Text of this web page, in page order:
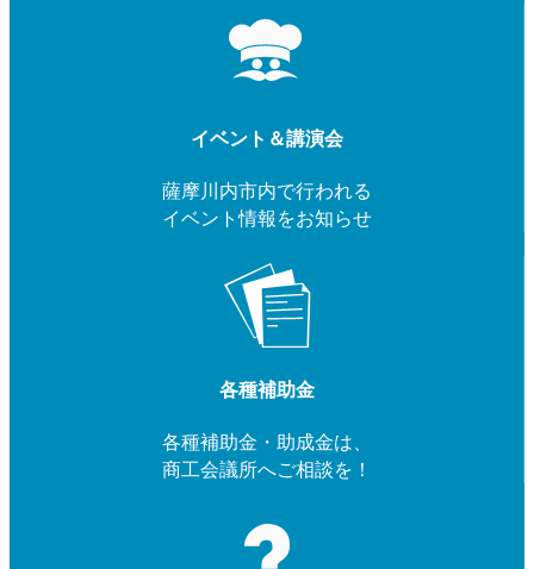
イベント＆講演会
薩摩川内市内で行われる
イベント情報をお知らせ
各種補助金
各種補助金・助成金は、
商工会議所へご相談を！